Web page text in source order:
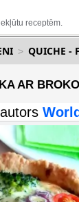
receptēm.
QUICHE -
AR